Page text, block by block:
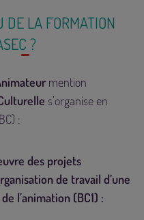
DE LA FORMATION
?
mention
s’organise en
:
des projets
de travail d’une
l’animation (BC1) :